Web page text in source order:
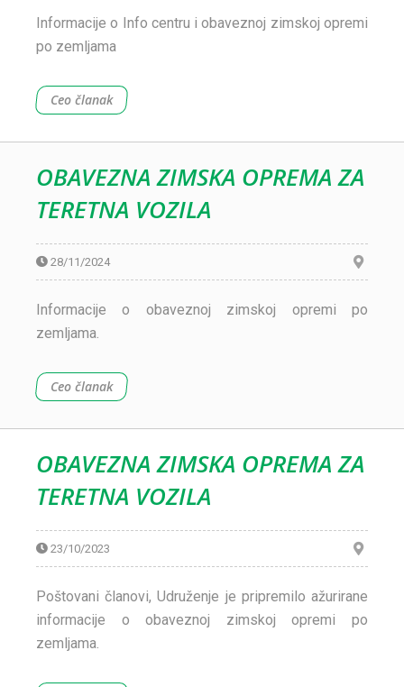
Informacije o Info centru i obaveznoj zimskoj opremi
po zemljama
Ceo članak
OBAVEZNA ZIMSKA OPREMA ZA
TERETNA VOZILA
28/11/2024
Informacije o obaveznoj zimskoj opremi po
zemljama.
Ceo članak
OBAVEZNA ZIMSKA OPREMA ZA
TERETNA VOZILA
23/10/2023
Poštovani članovi, Udruženje je pripremilo ažurirane
informacije o obaveznoj zimskoj opremi po
zemljama.